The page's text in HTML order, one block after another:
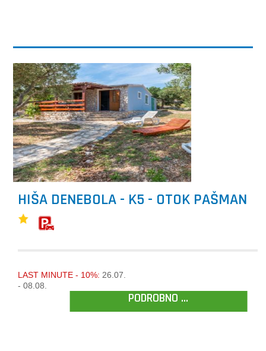
HIŠA DENEBOLA - K5 - OTOK PAŠMAN
LAST MINUTE - 10%: 26.07.
- 08.08.
PODROBNO ...